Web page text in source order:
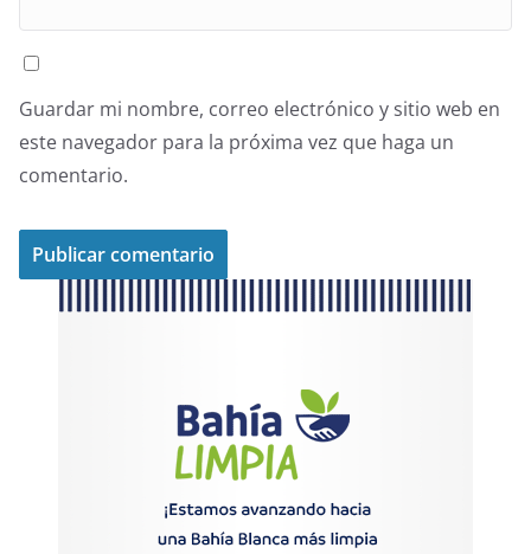
Guardar mi nombre, correo electrónico y sitio web en
este navegador para la próxima vez que haga un
comentario.